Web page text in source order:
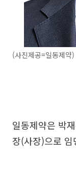
(사진제공=일동제약)
일동제약은 박
장(사장)으로